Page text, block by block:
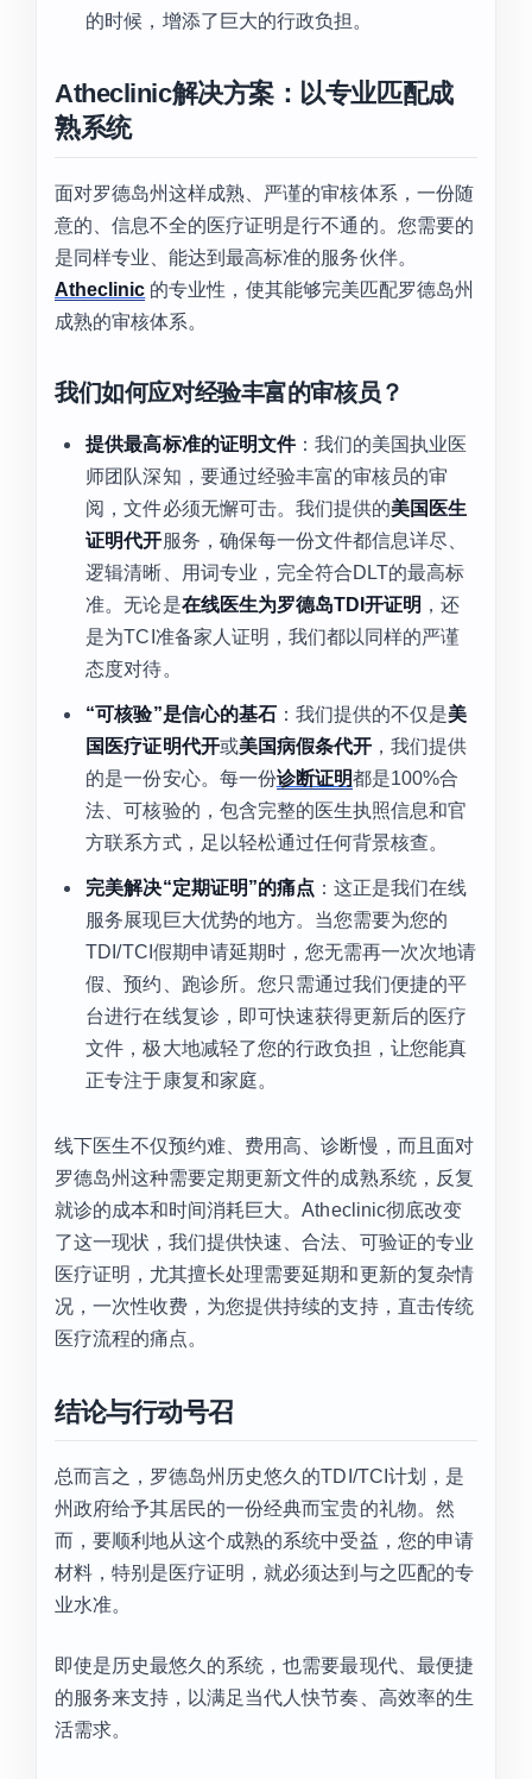
的时候，增添了巨大的行政负担。
Atheclinic解决方案：以专业匹配成
熟系统
面对罗德岛州这样成熟、严谨的审核体系，一份随
意的、信息不全的医疗证明是行不通的。您需要的
是同样专业、能达到最高标准的服务伙伴。
Atheclinic 的专业性，使其能够完美匹配罗德岛州
成熟的审核体系。
我们如何应对经验丰富的审核员？
提供最高标准的证明文件：我们的美国执业医
师团队深知，要通过经验丰富的审核员的审
阅，文件必须无懈可击。我们提供的美国医生
证明代开服务，确保每一份文件都信息详尽、
逻辑清晰、用词专业，完全符合DLT的最高标
准。无论是在线医生为罗德岛TDI开证明 ，还
是为TCI准备家人证明，我们都以同样的严谨
态度对待。
“可核验”是信心的基石：我们提供的不仅是美
国医疗证明代开或美国病假条代开，我们提供
的是一份安心。每一份诊断证明都是100%合
法、可核验的，包含完整的医生执照信息和官
方联系方式，足以轻松通过任何背景核查。
完美解决“定期证明”的痛点 ：这正是我们在线
服务展现巨大优势的地方。当您需要为您的
TDI/TCI假期申请延期时，您无需再一次次地请
假、预约、跑诊所。您只需通过我们便捷的平
台进行在线复诊，即可快速获得更新后的医疗
文件，极大地减轻了您的行政负担，让您能真
正专注于康复和家庭。
线下医生不仅预约难、费用高、诊断慢，而且面对
罗德岛州这种需要定期更新文件的成熟系统，反复
就诊的成本和时间消耗巨大。Atheclinic彻底改变
了这一现状，我们提供快速、合法、可验证的专业
医疗证明，尤其擅长处理需要延期和更新的复杂情
况，一次性收费，为您提供持续的支持，直击传统
医疗流程的痛点。
结论与行动号召
总而言之，罗德岛州历史悠久的TDI/TCI计划，是
州政府给予其居民的一份经典而宝贵的礼物。然
而，要顺利地从这个成熟的系统中受益，您的申请
材料，特别是医疗证明，就必须达到与之匹配的专
业水准。
即使是历史最悠久的系统，也需要最现代、最便捷
的服务来支持，以满足当代人快节奏、高效率的生
活需求。